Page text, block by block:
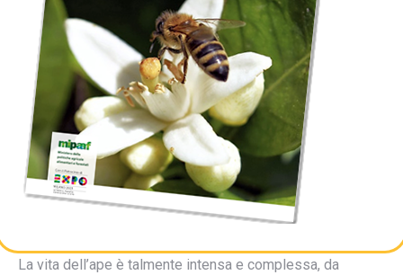
La vita dell’ape è talmente intensa e complessa, da